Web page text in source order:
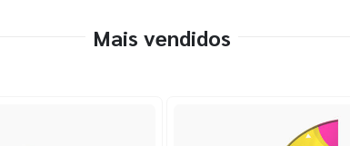
Mais vendidos